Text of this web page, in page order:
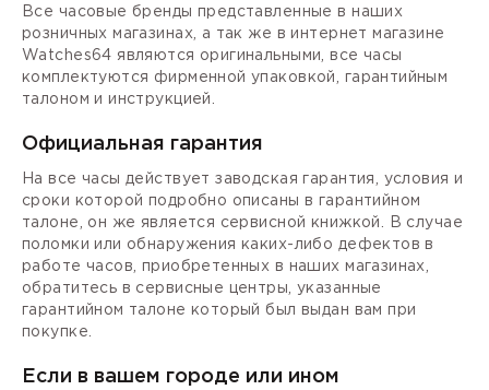
Все часовые бренды представленные в наших
розничных магазинах, а так же в интернет магазине
Watches64 являются оригинальными, все часы
комплектуются фирменной упаковкой, гарантийным
талоном и инструкцией.
Официальная гарантия
На все часы действует заводская гарантия, условия и
сроки которой подробно описаны в гарантийном
талоне, он же является сервисной книжкой. В случае
поломки или обнаружения каких-либо дефектов в
работе часов, приобретенных в наших магазинах,
обратитесь в сервисные центры, указанные
гарантийном талоне который был выдан вам при
покупке.
Если в вашем городе или ином